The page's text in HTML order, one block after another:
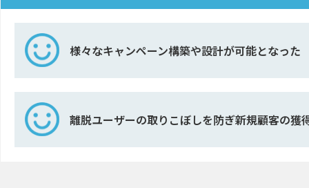
様々なキャンペーン構築や設計が可能となった
離脱ユーザーの取りこぼしを防ぎ新規顧客の獲